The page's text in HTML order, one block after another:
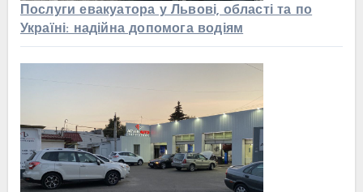
Послуги евакуатора у Львові, області та по
Україні: надійна допомога водіям